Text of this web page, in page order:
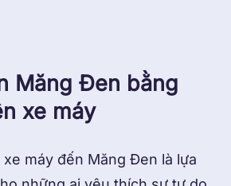
Măng Đen bằng
xe máy
máy đến Măng Đen là lựa